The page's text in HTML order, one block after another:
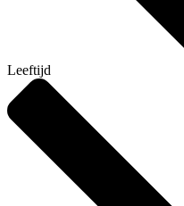
Leeftijd